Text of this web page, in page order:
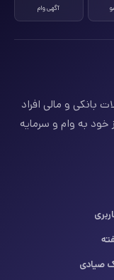
آگهی وام
بانکی و مالی افراد
خود به وام و سرمایه
صیادی